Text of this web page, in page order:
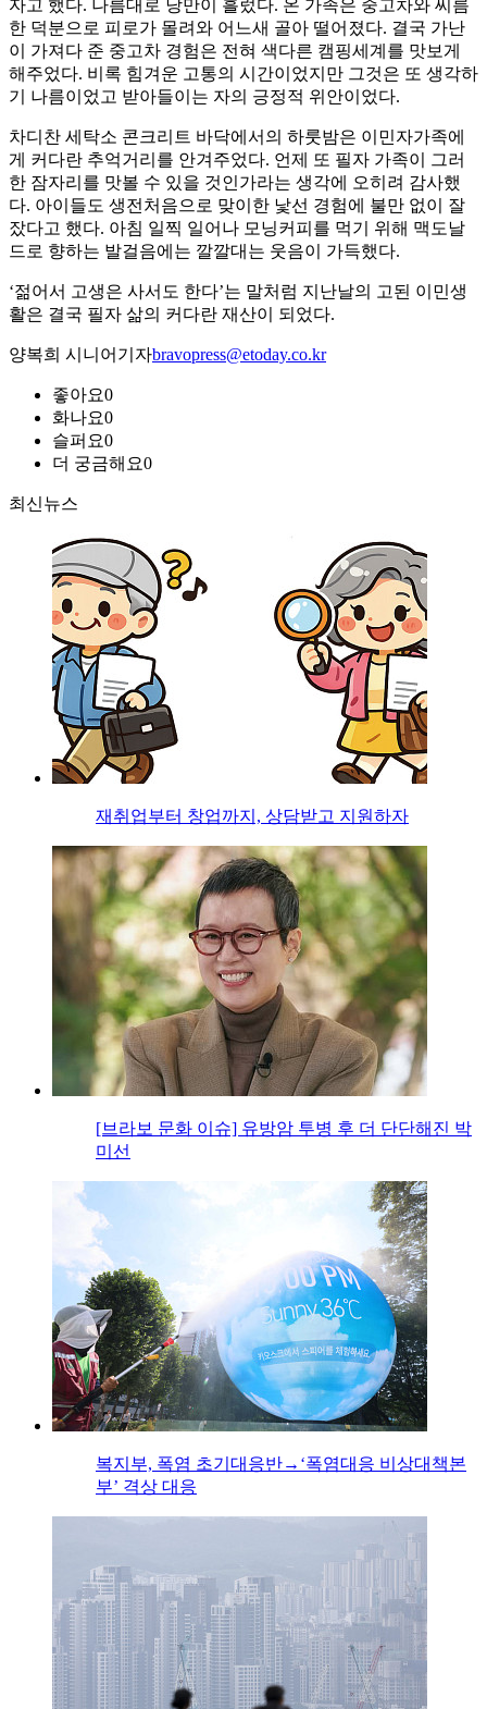
자고 했다. 나름대로 낭만이 흘렀다. 온 가족은 중고차와 씨름
한 덕분으로 피로가 몰려와 어느새 골아 떨어졌다. 결국 가난
이 가져다 준 중고차 경험은 전혀 색다른 캠핑세계를 맛보게
해주었다. 비록 힘겨운 고통의 시간이었지만 그것은 또 생각하
기 나름이었고 받아들이는 자의 긍정적 위안이었다.
차디찬 세탁소 콘크리트 바닥에서의 하룻밤은 이민자가족에
게 커다란 추억거리를 안겨주었다. 언제 또 필자 가족이 그러
한 잠자리를 맛볼 수 있을 것인가라는 생각에 오히려 감사했
다. 아이들도 생전처음으로 맞이한 낯선 경험에 불만 없이 잘
잤다고 했다. 아침 일찍 일어나 모닝커피를 먹기 위해 맥도날
드로 향하는 발걸음에는 깔깔대는 웃음이 가득했다.
‘젊어서 고생은 사서도 한다’는 말처럼 지난날의 고된 이민생
활은 결국 필자 삶의 커다란 재산이 되었다.
양복희 시니어기자bravopress@etoday.co.kr
좋아요0
화나요0
슬퍼요0
더 궁금해요0
최신뉴스
재취업부터 창업까지, 상담받고 지원하자
[브라보 문화 이슈] 유방암 투병 후 더 단단해진 박
미선
복지부, 폭염 초기대응반→‘폭염대응 비상대책본
부’ 격상 대응